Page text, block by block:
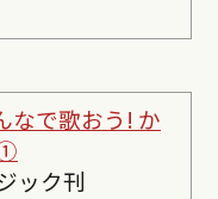
なで歌おう! か
ック刊